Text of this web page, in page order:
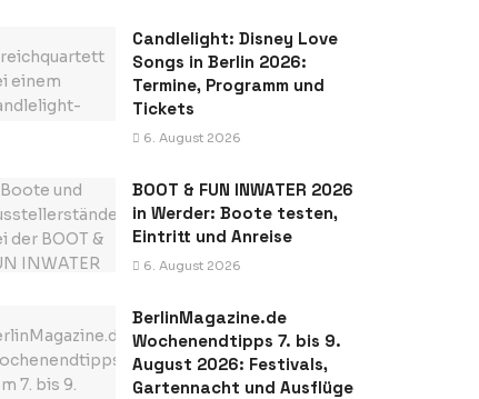
Candlelight: Disney Love
Songs in Berlin 2026:
Termine, Programm und
Tickets
6. August 2026
BOOT & FUN INWATER 2026
in Werder: Boote testen,
Eintritt und Anreise
6. August 2026
BerlinMagazine.de
Wochenendtipps 7. bis 9.
August 2026: Festivals,
Gartennacht und Ausflüge